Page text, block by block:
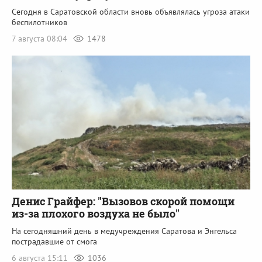
Сегодня в Саратовской области вновь объявлялась угроза атаки
беспилотников
7 августа 08:04
1478
Денис Грайфер: "Вызовов скорой помощи
из-за плохого воздуха не было"
На сегодняшний день в медучреждения Саратова и Энгельса
пострадавшие от смога
6 августа 15:11
1036